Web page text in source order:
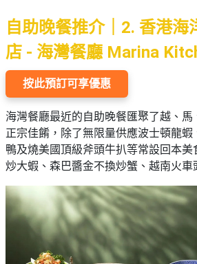
自助晚餐推介｜2. 香港海
店 - 海灣餐廳 Marina
按此預訂可享優惠
海灣餐廳最近的自助晚餐匯聚了越、
正宗佳餚，除了無限量供應波士頓龍
鴨及燒美國頂級斧頭牛扒等常設回本
炒大蝦、森巴醬金不換炒蟹、越南火車